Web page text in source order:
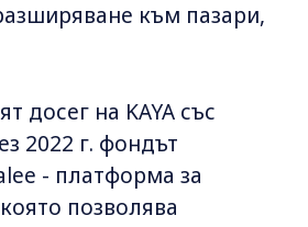
към пазари,
досег на KAYA със
2022 г. фондът
- платформа за
позволява